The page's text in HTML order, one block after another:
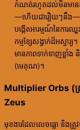
កំណត់រហូតដល់មិនមានកា
—ហើយជារឿយៗនឹង—ទ
បង្កើតអារម្មណ៍នៃការឈ្
កម្មខ្សែសង្វាក់ដ៏អស្ចារ្
មានភាពទាក់ទាញខ្លាំ
(មេគុណ)។
Multiplier Orbs (គ្
Zeus
មុខងារដែលលេចធ្លោ និងត្រូ